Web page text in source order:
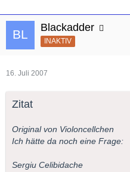
Blackadder
INAKTIV
16. Juli 2007
Zitat
Original von Violoncellchen
Ich hätte da noch eine Frage:
Sergiu Celibidache